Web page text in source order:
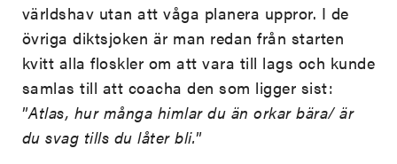
världshav utan att våga planera uppror. I de
övriga diktsjoken är man redan från starten
kvitt alla floskler om att vara till lags och kunde
samlas till att coacha den som ligger sist:
”Atlas, hur många himlar du än orkar bära/ är
du svag tills du låter bli.”